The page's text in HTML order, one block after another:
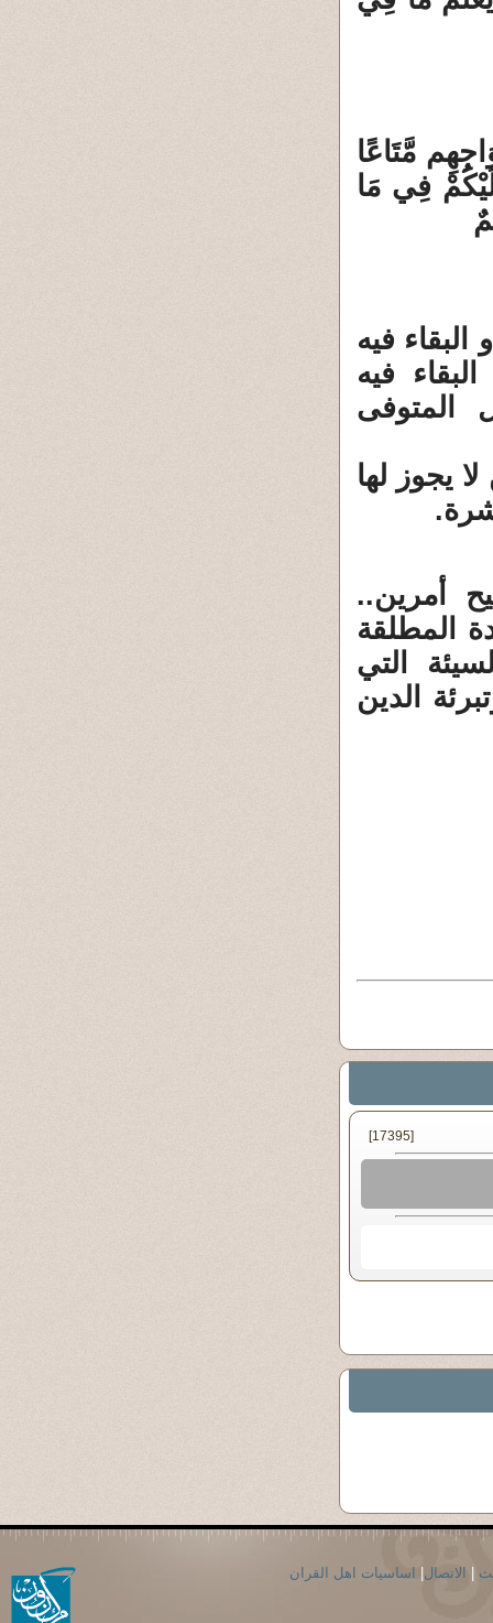
مَّتَاعًا
فِي مَا
فيه
فيه
المتوفى
يجوز لها
أمرين..
المطلقة
التي
الدين
[17395]
| الاتصال| اساسيات اهل القران